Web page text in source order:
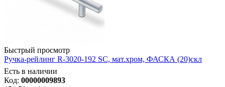
Быстрый просмотр
Ручка-рейлинг R-3020-192 SC, мат.хром, ФАСКА (20)скл
Есть в наличии
Код: 00000009893